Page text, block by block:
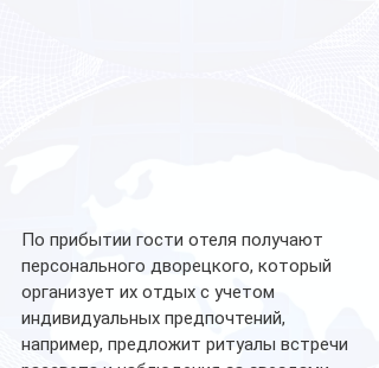
По прибытии гости отеля получают
персонального дворецкого, который
организует их отдых с учетом
индивидуальных предпочтений,
например, предложит ритуалы встречи